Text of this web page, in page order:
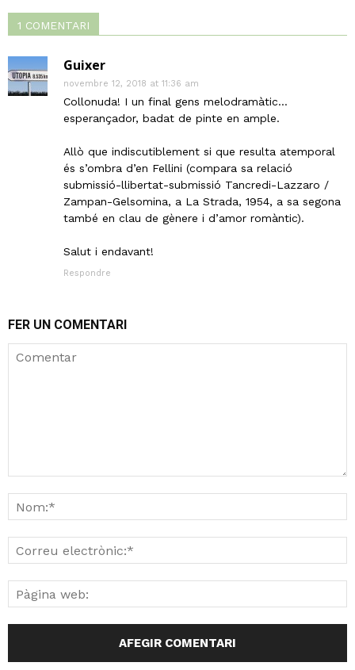
1 COMENTARI
Guixer
novembre 12, 2018 at 11:36 am
Collonuda! I un final gens melodramàtic…
esperançador, badat de pinte en ample.
Allò que indiscutiblement si que resulta atemporal
és s’ombra d’en Fellini (compara sa relació
submissió-llibertat-submissió Tancredi-Lazzaro /
Zampan-Gelsomina, a La Strada, 1954, a sa segona
també en clau de gènere i d’amor romàntic).
Salut i endavant!
Respondre
FER UN COMENTARI